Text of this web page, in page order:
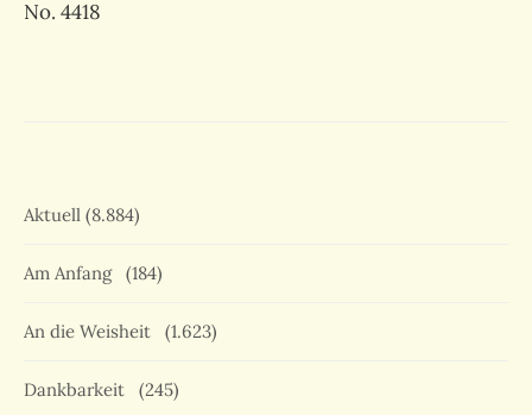
No. 4418
Aktuell (8.884)
Am Anfang (184)
An die Weisheit (1.623)
Dankbarkeit (245)